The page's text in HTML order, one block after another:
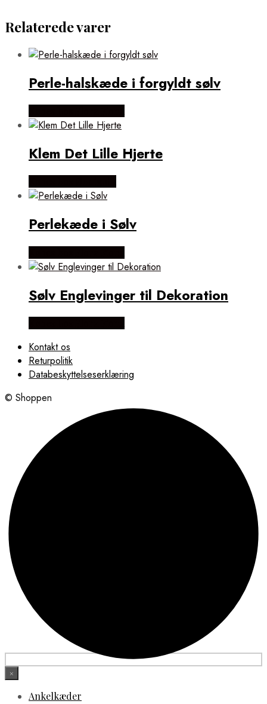
Relaterede varer
Perle-halskæde i forgyldt sølv
Klem Det Lille Hjerte
Perlekæde i Sølv
Sølv Englevinger til Dekoration
Kontakt os
Returpolitik
Databeskyttelseserklæring
© Shoppen
×
Ankelkæder